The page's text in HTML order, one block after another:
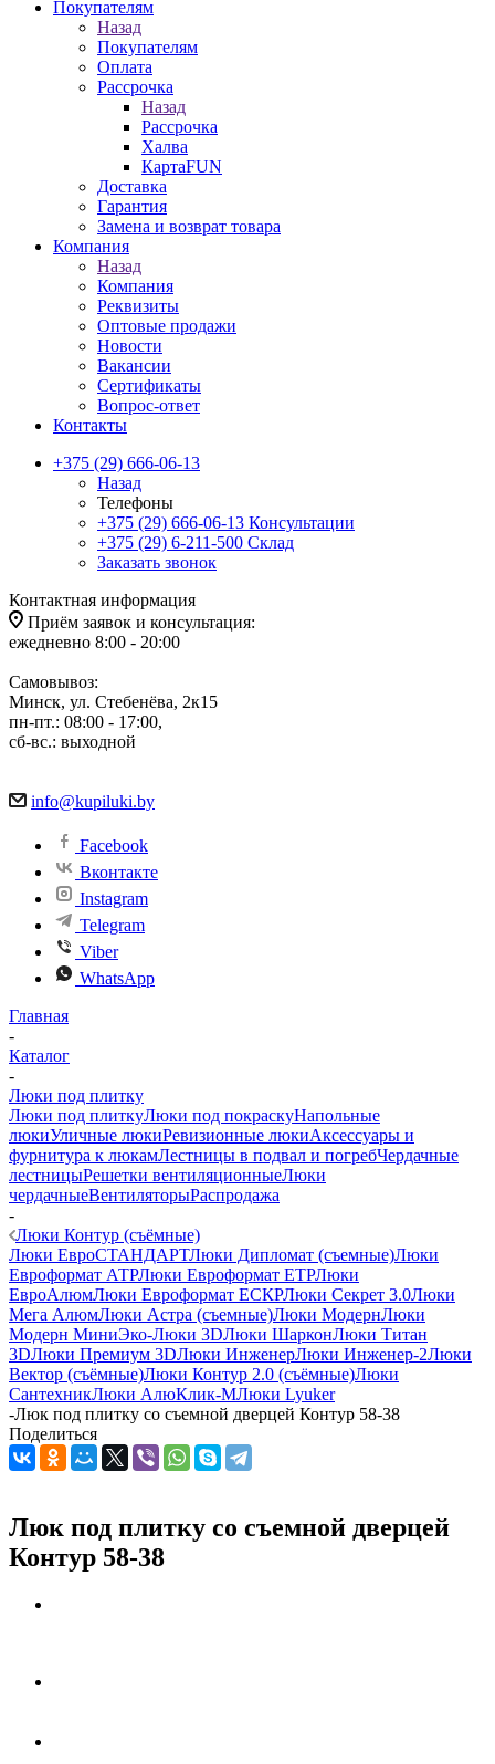
Покупателям
Назад
Покупателям
Оплата
Рассрочка
Назад
Рассрочка
Халва
КартаFUN
Доставка
Гарантия
Замена и возврат товара
Компания
Назад
Компания
Реквизиты
Оптовые продажи
Новости
Вакансии
Сертификаты
Вопрос-ответ
Контакты
+375 (29) 666-06-13
Назад
Телефоны
+375 (29) 666-06-13 Консультации
+375 (29) 6-211-500 Склад
Заказать звонок
Контактная информация
Приём заявок и консультация:
ежедневно 8:00 - 20:00
Самовывоз:
Минск, ул. Стебенёва, 2к15
пн-пт.: 08:00 - 17:00,
сб-вс.: выходной
info@kupiluki.by
Facebook
Вконтакте
Instagram
Telegram
Viber
WhatsApp
Главная
-
Каталог
-
Люки под плитку
Люки под плиткуЛюки под покраскуНапольные
люкиУличные люкиРевизионные люкиАксессуары и
фурнитура к люкамЛестницы в подвал и погребЧердачные
лестницыРешетки вентиляционныеЛюки
чердачныеВентиляторыРаспродажа
-
Люки Контур (съёмные)
Люки ЕвроСТАНДАРТЛюки Дипломат (съемные)Люки
Евроформат АТРЛюки Евроформат ЕТРЛюки
ЕвроАлюмЛюки Евроформат ЕСКРЛюки Секрет 3.0Люки
Мега АлюмЛюки Астра (съемные)Люки МодернЛюки
Модерн МиниЭко-Люки 3DЛюки ШарконЛюки Титан
3DЛюки Премиум 3DЛюки ИнженерЛюки Инженер-2Люки
Вектор (съёмные)Люки Контур 2.0 (съёмные)Люки
СантехникЛюки АлюКлик-МЛюки Lyuker
-Люк под плитку со съемной дверцей Контур 58-38
Поделиться
Люк под плитку со съемной дверцей
Контур 58-38